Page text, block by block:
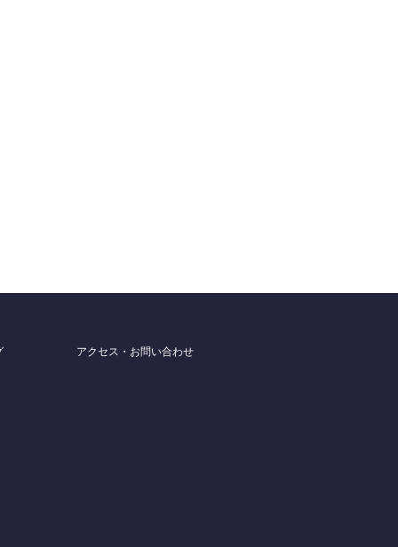
アクセス・お問い合わせ